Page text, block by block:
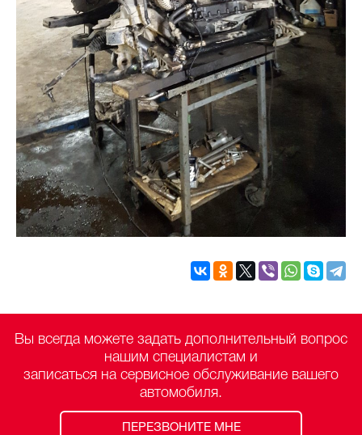
Вы всегда можете задать дополнительный вопрос
нашим специалистам и
записаться на сервисное обслуживание вашего
автомобиля.
ПЕРЕЗВОНИТЕ МНЕ